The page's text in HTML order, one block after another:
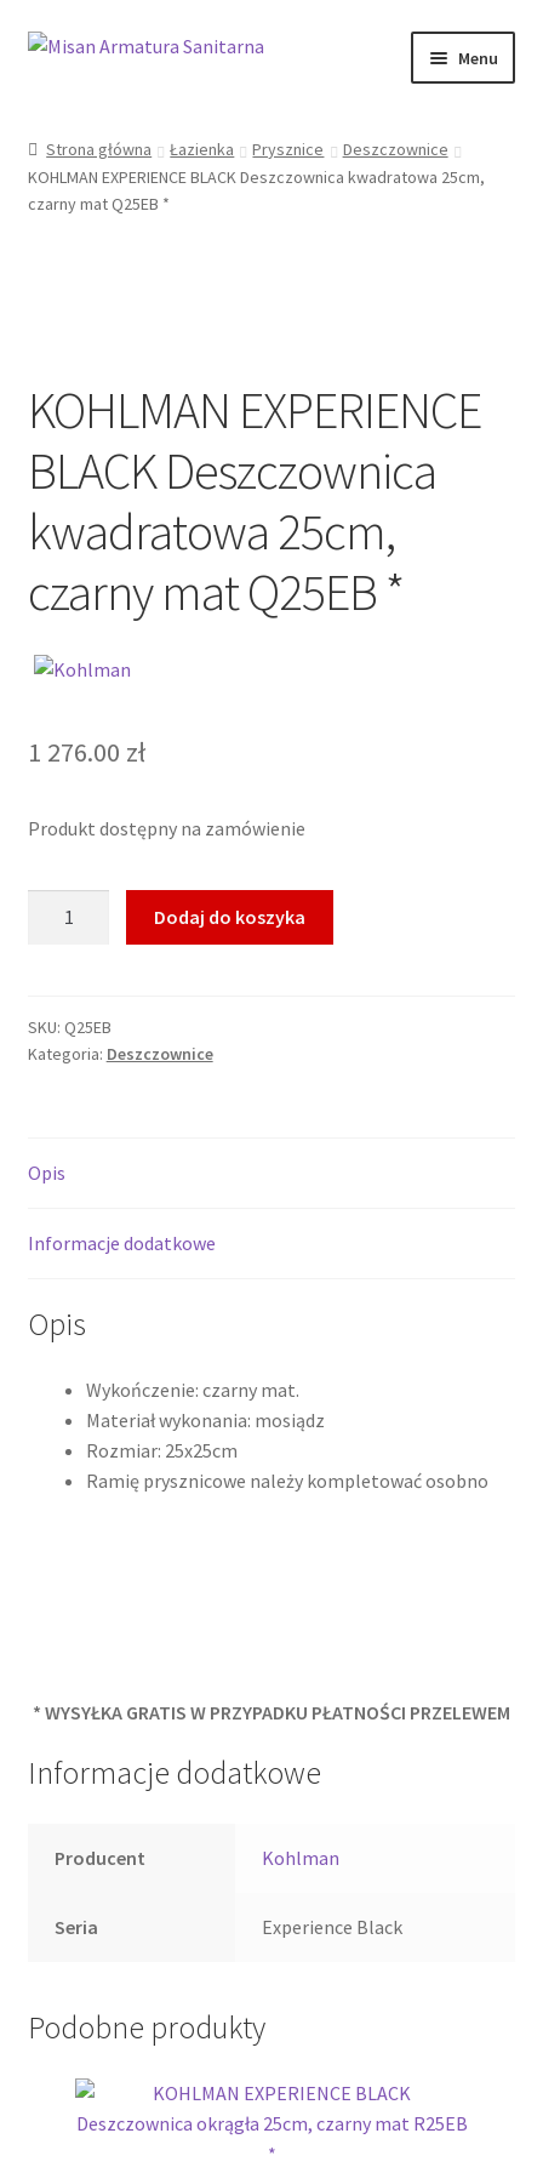
Przejdź
Przejdź
Menu
Moje konto
Strona główna Łazienka Prysznice
Deszczownice
KOHLMAN EXPERIENCE BLACK Deszczownica kwadratowa 25cm,
czarny mat Q25EB *
KOHLMAN EXPERIENCE
BLACK Deszczownica
kwadratowa 25cm,
czarny mat Q25EB *
1 276.00 zł
Produkt dostępny na zamówienie
Deszczownica
kwadratowa
Q25EB
Dodaj do koszyka
SKU: Q25EB
Kategoria: Deszczownice
Opis
Informacje dodatkowe
Opis
Wykończenie: czarny mat.
Materiał wykonania: mosiądz
Rozmiar: 25x25cm
Ramię prysznicowe należy kompletować osobno
* WYSYŁKA GRATIS W PRZYPADKU PŁATNOŚCI PRZELEWEM
Informacje dodatkowe
Producent Kohlman
Seria Experience Black
Podobne produkty